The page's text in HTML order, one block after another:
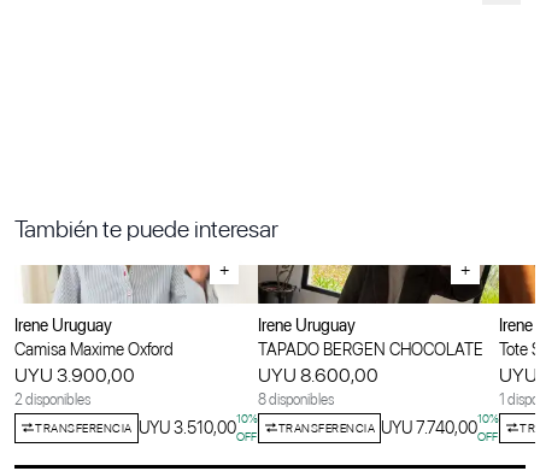
También te puede interesar
+
Irene Uruguay
Camisa Maxime Oxford
UYU 3.900,00
2 disponibles
TRANSFERENCIA UYU 3.510,0010%
OFF
+
Irene Uruguay
TAPADO BERGEN CHOCOLATE
UYU 8.600,00
8 disponibles
TRANSFERENCIA UYU 7.740,0010%
OFF
Irene
Tote
1